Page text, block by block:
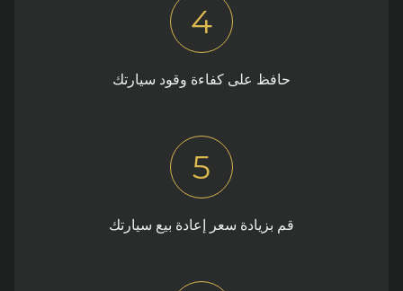
4
حافظ على كفاءة وقود سيارتك
5
قم بزيادة سعر إعادة بيع سيارتك